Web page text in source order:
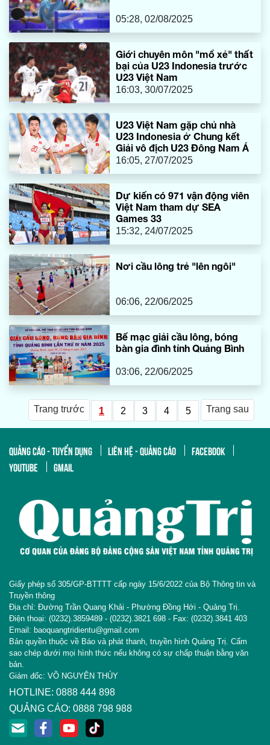
05:28, 02/08/2025
Giới chuyên môn "mổ xẻ" thất
bại của U23 Indonesia trước
U23 Việt Nam
16:03, 30/07/2025
U23 Việt Nam gặp chủ nhà
U23 Indonesia ở Chung kết
Giải vô địch U23 Đông Nam Á
16:05, 27/07/2025
Dự kiến có 971 vận động viên
Việt Nam tham dự SEA
Games 33
15:32, 24/07/2025
Nơi cầu lông trẻ "lên ngôi"
06:06, 22/06/2025
Bế mạc giải cầu lông, bóng
bàn gia đình tỉnh Quảng Bình
03:06, 22/06/2025
Trang trước 1 2 3 4 5 Trang sau
QUẢNG CÁO - TUYỂN DỤNG LIÊN HỆ - QUẢNG CÁO
FACEBOOK
YOUTUBE
GMAIL
Giấy phép số 305/GP-BTTTT cấp ngày 15/6/2022 của Bộ Thông tin và
Truyền thông
Địa chỉ: Đường Trần Quang Khải - Phường Đồng Hới - Quảng Trị.
Điện thoại: (0232).3859489 - (0232).3821 698 - Fax: (0232).3841 403
Email: baoquangtridientu@gmail.com
Bản quyền thuộc về Báo và phát thanh, truyền hình Quảng Trị. Cấm
sao chép dưới mọi hình thức nếu không có sự chấp thuận bằng văn
bản.
Giám đốc: VÕ NGUYÊN THỦY
HOTLINE: 0888 444 898
QUẢNG CÁO: 0888 798 988